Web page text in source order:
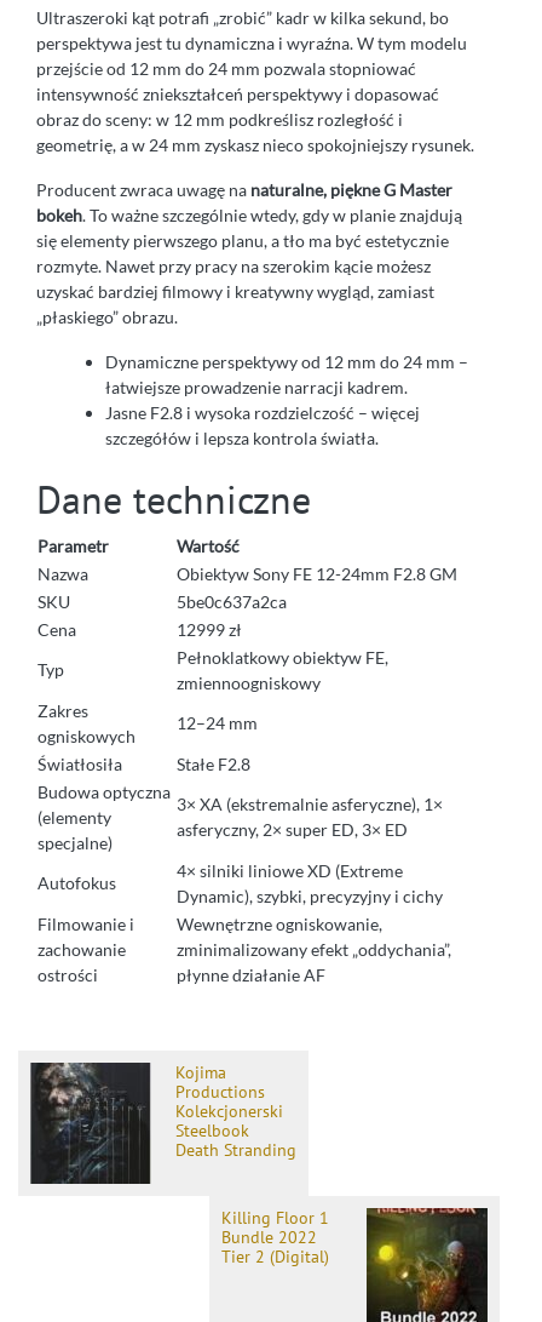
Ultraszeroki kąt potrafi „zrobić” kadr w kilka sekund, bo
perspektywa jest tu dynamiczna i wyraźna. W tym modelu
przejście od 12 mm do 24 mm pozwala stopniować
intensywność zniekształceń perspektywy i dopasować
obraz do sceny: w 12 mm podkreślisz rozległość i
geometrię, a w 24 mm zyskasz nieco spokojniejszy rysunek.
Producent zwraca uwagę na naturalne, piękne G Master
bokeh. To ważne szczególnie wtedy, gdy w planie znajdują
się elementy pierwszego planu, a tło ma być estetycznie
rozmyte. Nawet przy pracy na szerokim kącie możesz
uzyskać bardziej filmowy i kreatywny wygląd, zamiast
„płaskiego” obrazu.
Dynamiczne perspektywy od 12 mm do 24 mm –
łatwiejsze prowadzenie narracji kadrem.
Jasne F2.8 i wysoka rozdzielczość – więcej
szczegółów i lepsza kontrola światła.
Dane techniczne
Parametr
Wartość
Nazwa
Obiektyw Sony FE 12-24mm F2.8 GM
SKU
5be0c637a2ca
Cena
12999 zł
Typ
Pełnoklatkowy obiektyw FE,
zmiennoogniskowy
Zakres
ogniskowych
12–24 mm
Światłosiła
Stałe F2.8
Budowa optyczna
(elementy
specjalne)
3× XA (ekstremalnie asferyczne), 1×
asferyczny, 2× super ED, 3× ED
Autofokus
4× silniki liniowe XD (Extreme
Dynamic), szybki, precyzyjny i cichy
Filmowanie i
zachowanie
ostrości
Wewnętrzne ogniskowanie,
zminimalizowany efekt „oddychania”,
płynne działanie AF
Kojima
Productions
Kolekcjonerski
Steelbook
Death Stranding
Killing Floor 1
Bundle 2022
Tier 2 (Digital)